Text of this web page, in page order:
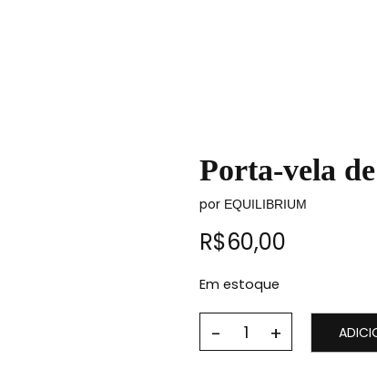
Porta-vela
por EQUILIBRIUM
R$60,00
Em estoque